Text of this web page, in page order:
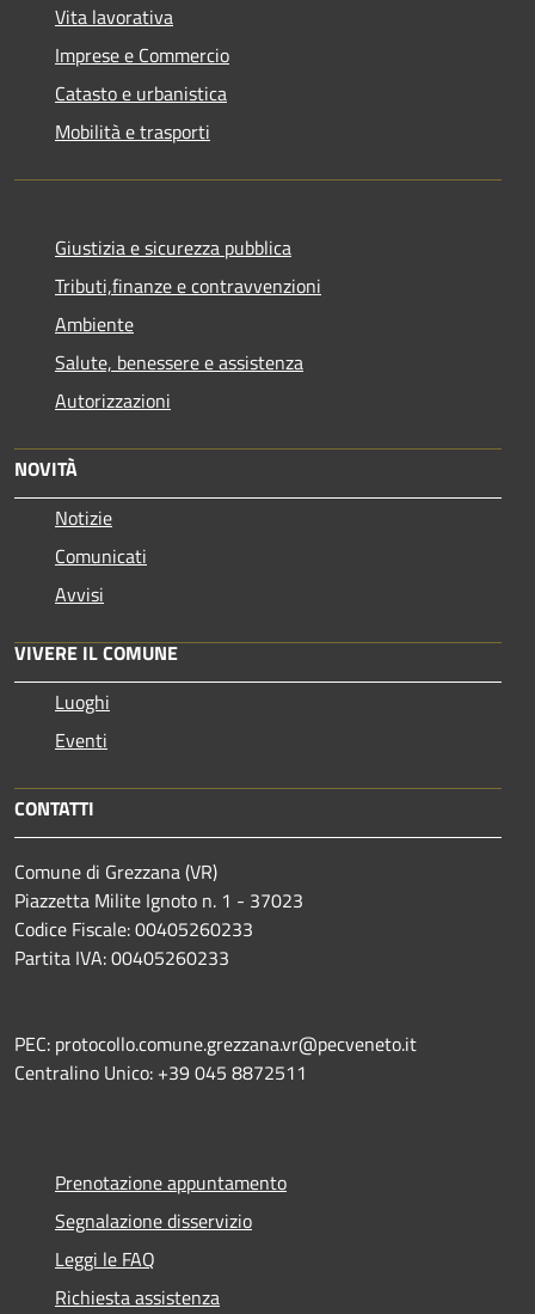
Vita lavorativa
Imprese e Commercio
Catasto e urbanistica
Mobilità e trasporti
Giustizia e sicurezza pubblica
Tributi,finanze e contravvenzioni
Ambiente
Salute, benessere e assistenza
Autorizzazioni
NOVITÀ
Notizie
Comunicati
Avvisi
VIVERE IL COMUNE
Luoghi
Eventi
CONTATTI
Comune di Grezzana (VR)
Piazzetta Milite Ignoto n. 1 - 37023
Codice Fiscale: 00405260233
Partita IVA: 00405260233
PEC: protocollo.comune.grezzana.vr@pecveneto.it
Centralino Unico: +39 045 8872511
Prenotazione appuntamento
Segnalazione disservizio
Leggi le FAQ
Richiesta assistenza